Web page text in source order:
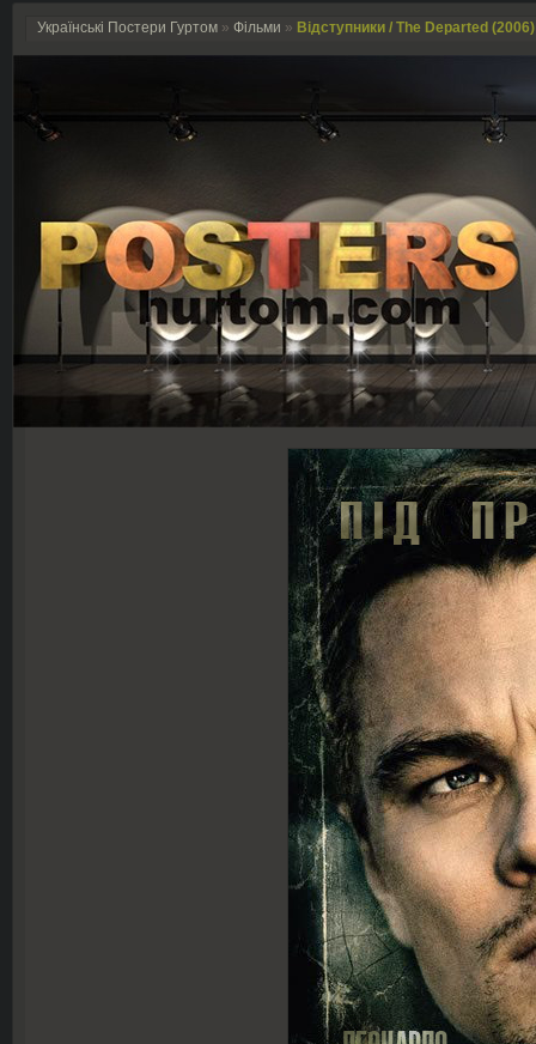
Українські Постери Гуртом » Фільми » Відступники / The Departed (2006)